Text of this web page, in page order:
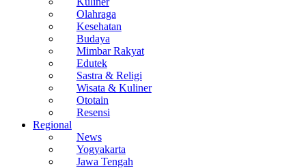
Olahraga
Kesehatan
Budaya
Mimbar Rakyat
Edutek
Sastra & Religi
Wisata & Kuliner
Ototain
Resensi
Regional
News
Yogyakarta
Jawa Tengah